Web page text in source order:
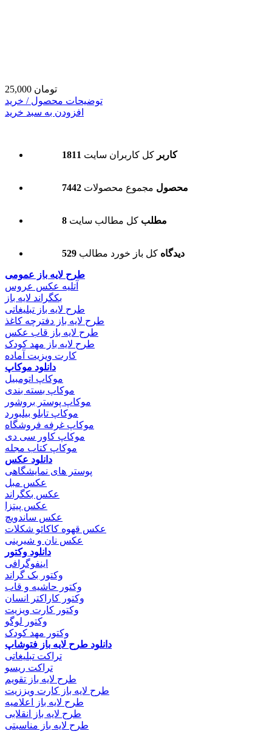
25,000 تومان
توضیحات محصول / خرید
افزودن به سبد خرید
1811 کاربر کل کاربران سایت
7442 محصول مجموع محصولات
8 مطلب کل مطالب سایت
529 دیدگاه کل باز خورد مطالب
طرح لایه باز عمومی
آتلیه عکس عروس
بکگراند لایه باز
طرح لایه باز تبلیغاتی
طرح لایه باز دفترچه کاغذ
طرح لایه باز قاب عکس
طرح لایه باز مهد کودک
کارت ویزیت آماده
دانلود موکاپ
موکاپ اتومبیل
موکاپ بسته بندی
موکاپ پوستر بروشور
موکاپ تابلو بیلبورد
موکاپ غرفه فروشگاه
موکاپ کاور سی دی
موکاپ کتاب مجله
دانلود عکس
پوستر های نمایشگاهی
عکس مبل
عکس بکگراند
عکس پیتزا
عکس ساندویچ
عکس قهوه کاکائو شکلات
عکس نان و شیرینی
دانلود وکتور
اینفوگرافی
وکتور بک گراند
وکتور حاشیه و قاب
وکتور کاراکتر انسان
وکتور کارت ویزیت
وکتور لوگو
وکتور مهد کودک
دانلود طرح لایه باز فتوشاپ
تراکت تبلیغاتی
تراکت ریسو
طرح لایه باز تقویم
طرح لایه باز کارت ویززیت
طرح لایه باز اعلامیه
طرح لایه باز انقلابی
طرح لایه باز مناسبتی